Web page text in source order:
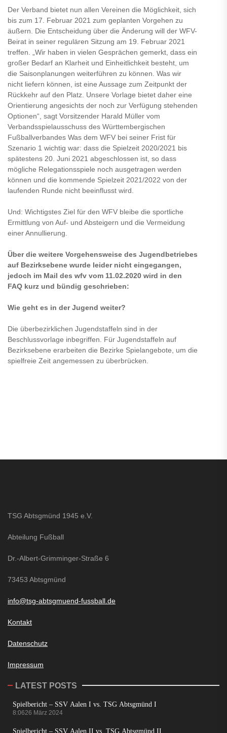
Der Verband bietet nun allen Vereinen die Möglichkeit, sich
bis zum 17. Februar 2021 zum geplanten Vorgehen zu
äußern. Die Entscheidung über die Änderung will der WFV-
Beirat in seiner regulären Sitzung am 19. Februar 2021
treffen. „Wir haben in vielen Gesprächen gemerkt, dass ein
großer Bedarf an Klarheit und Einheitlichkeit besteht, um
die Saisonplanungen weiterführen zu können. Was wir
nicht liefern können, ist eine Aussage zum Zeitpunkt der
Rückkehr auf den Platz. Unsere Vorlage bietet daher eine
Orientierung angesichts der noch zur Verfügung stehenden
Optionen“, sagt Vorsitzender Harald Müller vom
Verbandsspielausschuss des Württembergischen
Fußballverbandes Was dem WFV bei seiner Frist für
Szenario 1 wichtig war: dass die Spielzeit 2020/2021 bis
spätestens 20. Juni 2021 abgeschlossen ist, so dass
mögliche Relegationsspiele noch ausgetragen werden
können und die kommende Spielzeit 2021/2022 von der
laufenden Runde nicht beeinflusst wird.
Und: Wichtigstes Ziel für den WFV bleibe die sportliche
Ermittlung von Auf- und Absteigern und die Vermeidung
einer Annullierung.
Über die weitere Vorgehensweise des Jugendbetriebes
auf Bezirksebene wurde leider nicht eingegangen,
jedoch im Mail des wfv vom 11.02.2020 wird in den
FAQ kurz und bündig geschrieben:
Wie geht es in der Jugend weiter?
Die überbezirklichen Jugendstaffeln sind in der
Beschlussvorlage inbegriffen. Für Jugendstaffeln auf
Bezirksebene erarbeiten die Bezirke Spielangebote, um die
spielfreie Zeit angemessen zu überbrücken.
TSG Abtsgmünd 1945 e.V.
Abteilung Fußball
Dr.-Albert-Grimminger-Straße 6
73453 Abtsgmünd
info@tsg-abtsgmuend-fussball.de
Kontakt
Datenschutz
Impressum
LATEST POSTS
Spielbericht – SSV Aalen I vs. TSG Abtsgmünd I
8:0626 März 2024
Spielbericht – SSV Aalen II vs. TSG Abtsgmünd II